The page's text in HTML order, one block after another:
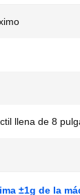
llena de 8
±1g de la